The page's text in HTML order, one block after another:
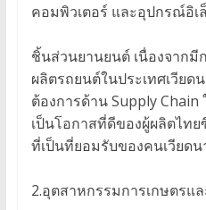
คอมพิวเตอร์ และอุปกรณ์อิ
ชิ้นส่วนยานยนต์ เนื่องจากมี
ผลิตรถยนต์ในประเทศเวียด
ต้องการด้าน Supply
เป็นโอกาสที่ดีของผู้ผลิตไท
ที่เป็นที่ยอมรับของคนเวียดน
2.อุตสาหกรรมการเกษตรแ